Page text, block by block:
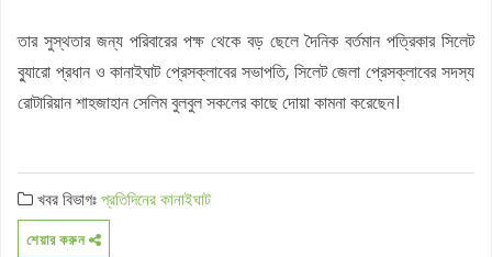
তার সুস্থতার জন্য পরিবারের পক্ষ থেকে বড় ছেলে দৈনিক বর্তমান পত্রিকার সিলেট
ব্যুারো প্রধান ও কানাইঘাট প্রেসক্লাবের সভাপতি, সিলেট জেলা প্রেসক্লাবের সদস্য
রোটারিয়ান শাহজাহান সেলিম বুলবুল সকলের কাছে দোয়া কামনা করেছেন।
খবর বিভাগঃপ্রতিদিনের কানাইঘাট
শেয়ার করুন